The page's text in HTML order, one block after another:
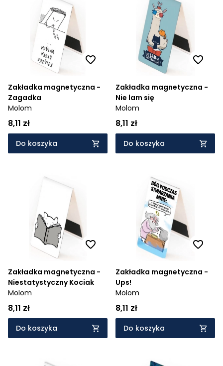
Zakładka magnetyczna -
Zagadka
Molom
8,11 zł
Do koszyka
Zakładka magnetyczna -
Nie lam się
Molom
8,11 zł
Do koszyka
Zakładka magnetyczna -
Niestatystyczny Kociak
Molom
8,11 zł
Do koszyka
Zakładka magnetyczna -
Ups!
Molom
8,11 zł
Do koszyka